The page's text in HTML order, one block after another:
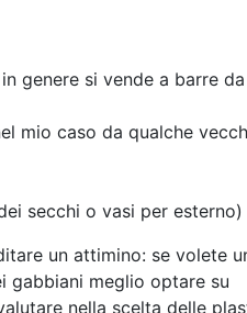
genere si vende a barre
mio caso da qualche
secchi o vasi per esterno)
un attimino: se volete
gabbiani meglio optare su
nella scelta delle